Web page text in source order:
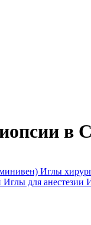
в
Иглы
Иглы для анестезии